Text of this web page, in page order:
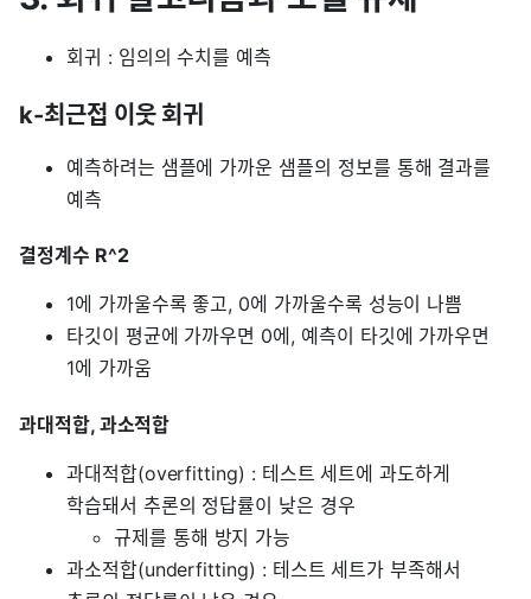
회귀 : 임의의 수치를 예측
k-최근접 이웃 회귀
예측하려는 샘플에 가까운 샘플의 정보를 통해 결과를
예측
결정계수 R^2
1에 가까울수록 좋고, 0에 가까울수록 성능이 나쁨
타깃이 평균에 가까우면 0에, 예측이 타깃에 가까우면
1에 가까움
과대적합, 과소적합
과대적합(overfitting) : 테스트 세트에 과도하게
학습돼서 추론의 정답률이 낮은 경우
규제를 통해 방지 가능
과소적합(underfitting) : 테스트 세트가 부족해서